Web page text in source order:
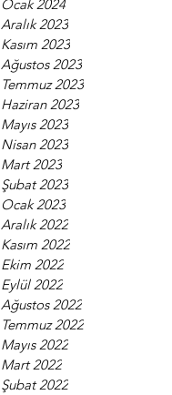
Ocak 2024
Aralık 2023
Kasım 2023
Ağustos 2023
Temmuz 2023
Haziran 2023
Mayıs 2023
Nisan 2023
Mart 2023
Şubat 2023
Ocak 2023
Aralık 2022
Kasım 2022
Ekim 2022
Eylül 2022
Ağustos 2022
Temmuz 2022
Mayıs 2022
Mart 2022
Şubat 2022